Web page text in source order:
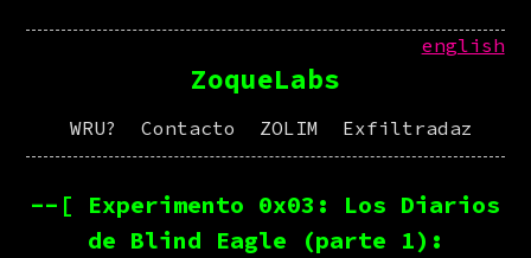
english
ZoqueLabs
WRU? Contacto ZOLIM Exfiltradaz
--[ Experimento 0x03: Los Diarios
de Blind Eagle (parte 1):